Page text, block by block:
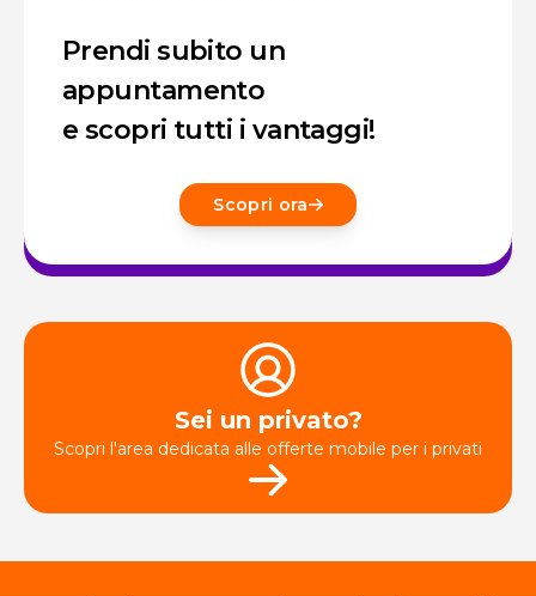
Prendi subito un
appuntamento
e scopri tutti i vantaggi!
Scopri ora
Sei un privato?
Scopri l'area dedicata alle offerte mobile per i privati